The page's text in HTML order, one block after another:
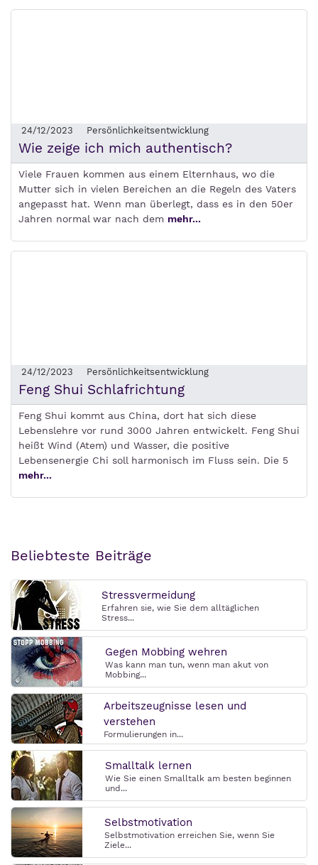
24/12/2023 Persönlichkeitsentwicklung
Wie zeige ich mich authentisch?
Viele Frauen kommen aus einem Elternhaus, wo die
Mutter sich in vielen Bereichen an die Regeln des Vaters
angepasst hat. Wenn man überlegt, dass es in den 50er
Jahren normal war nach dem mehr...
24/12/2023 Persönlichkeitsentwicklung
Feng Shui Schlafrichtung
Feng Shui kommt aus China, dort hat sich diese
Lebenslehre vor rund 3000 Jahren entwickelt. Feng Shui
heißt Wind (Atem) und Wasser, die positive
Lebensenergie Chi soll harmonisch im Fluss sein. Die 5
mehr...
Beliebteste Beiträge
Stressvermeidung
Erfahren sie, wie Sie dem alltäglichen
Stress...
Gegen Mobbing wehren
Was kann man tun, wenn man akut von
Mobbing...
Arbeitszeugnisse lesen und
verstehen
Formulierungen in...
Smalltalk lernen
Wie Sie einen Smalltalk am besten beginnen
und...
Selbstmotivation
Selbstmotivation erreichen Sie, wenn Sie
Ziele...